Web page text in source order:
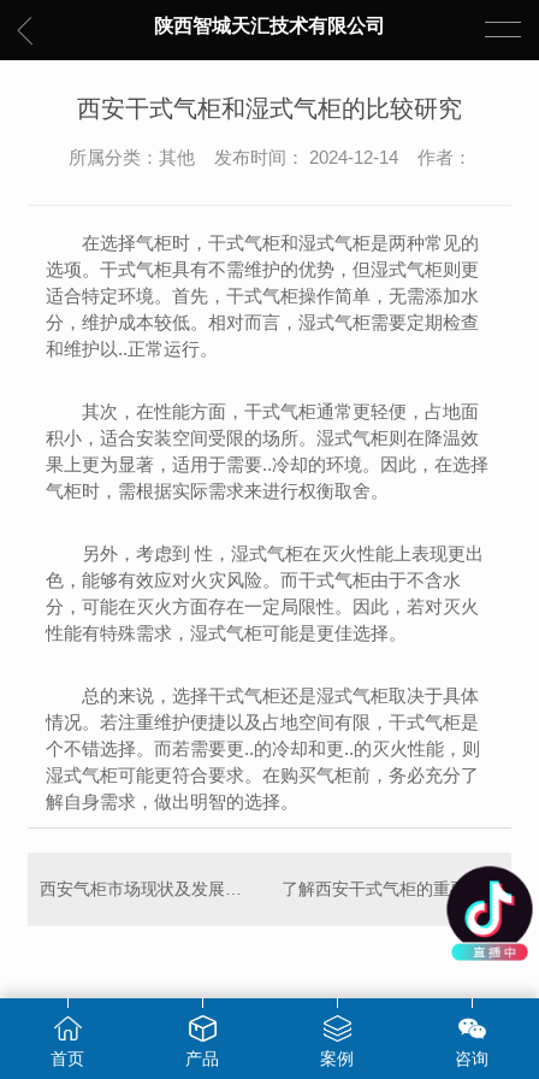
陕西智城天汇技术有限公司
西安干式气柜和湿式气柜的比较研究
所属分类：其他 发布时间： 2024-12-14 作者：
在选择气柜时，干式气柜和湿式气柜是两种常见的
选项。干式气柜具有不需维护的优势，但湿式气柜则更
适合特定环境。首先，干式气柜操作简单，无需添加水
分，维护成本较低。相对而言，湿式气柜需要定期检查
和维护以..正常运行。
其次，在性能方面，干式气柜通常更轻便，占地面
积小，适合安装空间受限的场所。湿式气柜则在降温效
果上更为显著，适用于需要..冷却的环境。因此，在选择
气柜时，需根据实际需求来进行权衡取舍。
另外，考虑到 性，湿式气柜在灭火性能上表现更出
色，能够有效应对火灾风险。而干式气柜由于不含水
分，可能在灭火方面存在一定局限性。因此，若对灭火
性能有特殊需求，湿式气柜可能是更佳选择。
总的来说，选择干式气柜还是湿式气柜取决于具体
情况。若注重维护便捷以及占地空间有限，干式气柜是
个不错选择。而若需要更..的冷却和更..的灭火性能，则
湿式气柜可能更符合要求。在购买气柜前，务必充分了
解自身需求，做出明智的选择。
首页 产品 案例 咨询